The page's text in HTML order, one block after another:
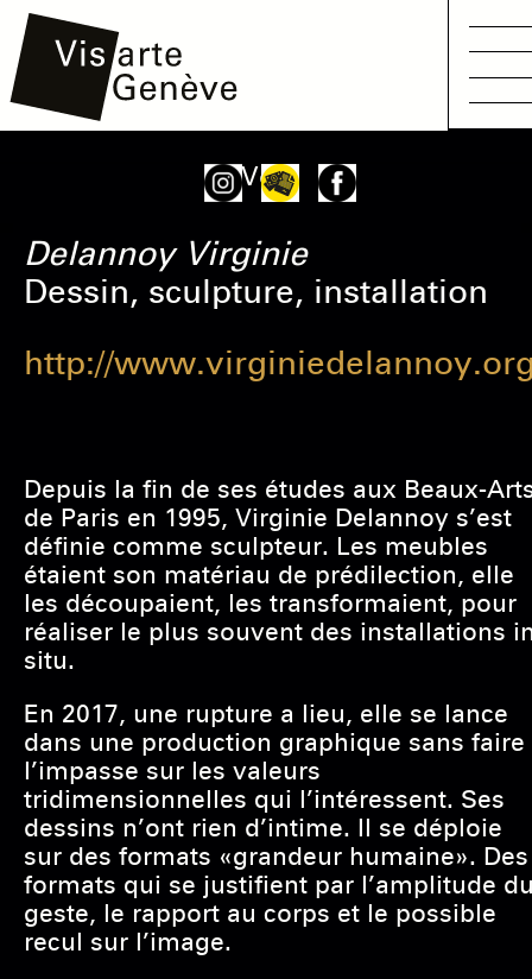
principal
Voir
Delannoy Virginie
Dessin, sculpture, installation
http://
Depuis la fin de ses études aux Beaux-
de Paris en 1995, Virginie Delannoy s’est
définie comme sculpteur. Les meubles
étaient son matériau de prédilection, elle
les découpaient, les transformaient, pour
réaliser le plus souvent des installations
situ.
En 2017, une rupture a lieu, elle se lance
dans une production graphique sans faire
l’impasse sur les valeurs
tridimensionnelles qui l’intéressent. Ses
dessins n’ont rien d’intime. Il se déploie
sur des formats «grandeur humaine». Des
formats qui se justifient par l’amplitude
geste, le rapport au corps et le possible
recul sur l’image.